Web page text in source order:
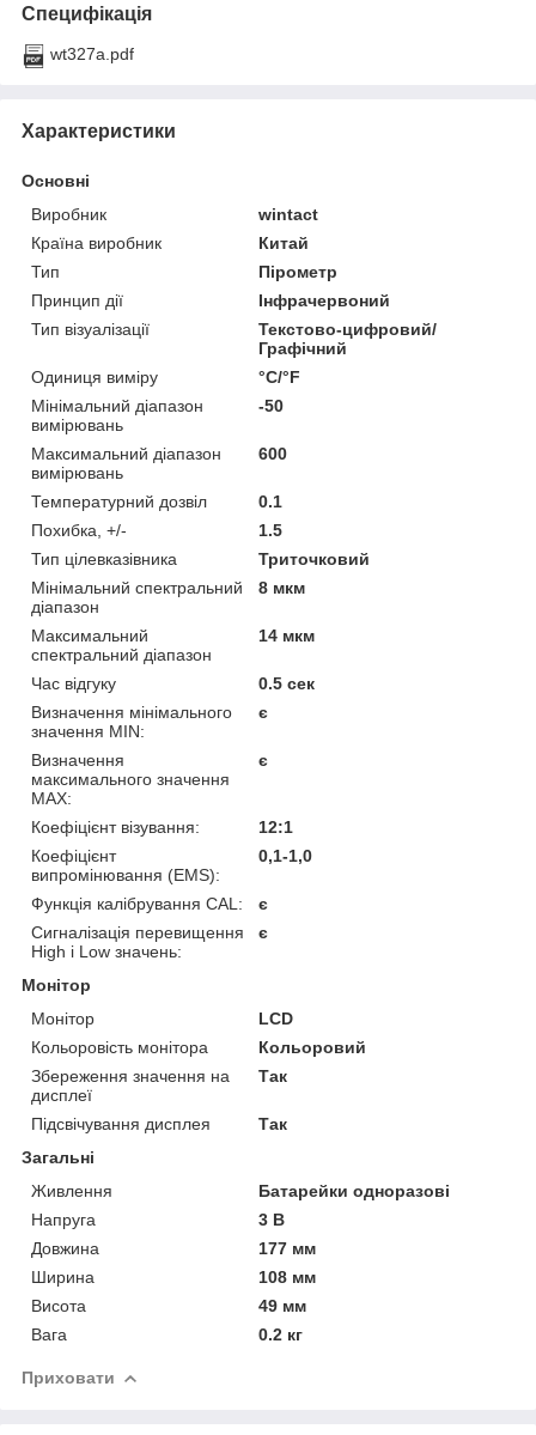
Специфікація
wt327a.pdf
Характеристики
Основні
Виробник
wintact
Країна виробник
Китай
Тип
Пірометр
Принцип дії
Інфрачервоний
Тип візуалізації
Текстово-цифровий/
Графічний
Одиниця виміру
°С/°F
Мінімальний діапазон
вимірювань
-50
Максимальний діапазон
вимірювань
600
Температурний дозвіл
0.1
Похибка, +/-
1.5
Тип цілевказівника
Триточковий
Мінімальний спектральний
діапазон
8 мкм
Максимальний
спектральний діапазон
14 мкм
Час відгуку
0.5 сек
Визначення мінімального
значення MIN:
є
Визначення
максимального значення
MAX:
є
Коефіцієнт візування:
12:1
Коефіцієнт
випромінювання (EMS):
0,1-1,0
Функція калібрування CAL:
є
Сигналізація перевищення
High і Low значень:
є
Монітор
Монітор
LCD
Кольоровість монітора
Кольоровий
Збереження значення на
дисплеї
Так
Підсвічування дисплея
Так
Загальні
Живлення
Батарейки одноразові
Напруга
3 В
Довжина
177 мм
Ширина
108 мм
Висота
49 мм
Вага
0.2 кг
Приховати